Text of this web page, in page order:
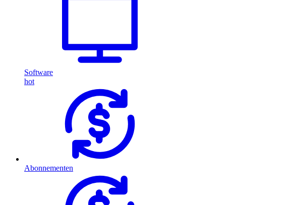
Software
hot
Abonnementen